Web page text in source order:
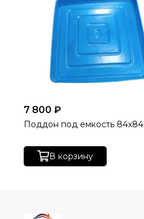
7 800 ₽
Поддон под емкость 84х84
В корзину